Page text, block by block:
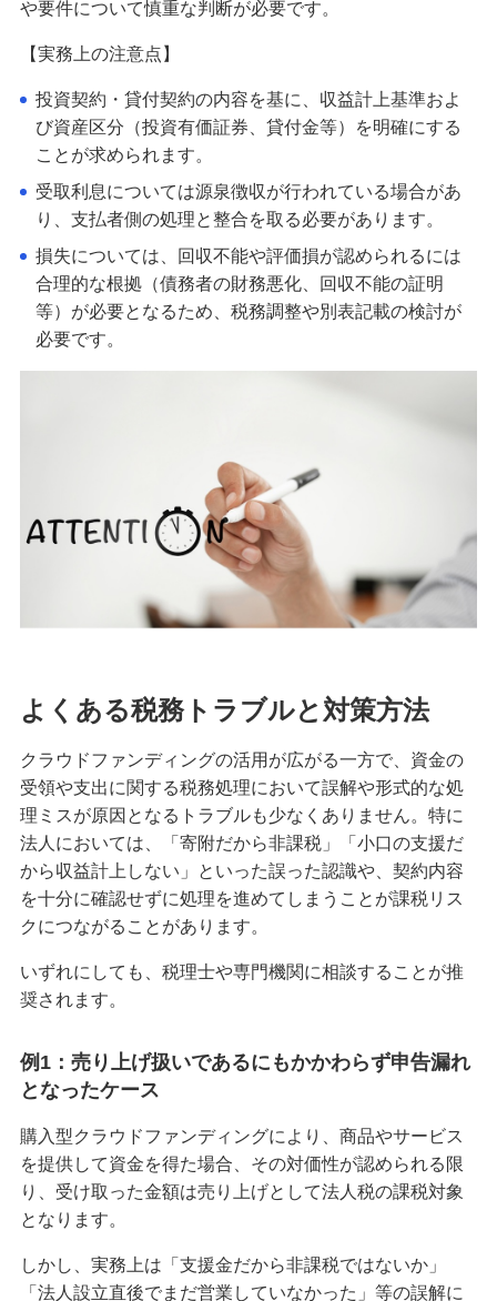
や要件について慎重な判断が必要です。
【実務上の注意点】
投資契約・貸付契約の内容を基に、収益計上基準およ
び資産区分（投資有価証券、貸付金等）を明確にする
ことが求められます。
受取利息については源泉徴収が行われている場合があ
り、支払者側の処理と整合を取る必要があります。
損失については、回収不能や評価損が認められるには
合理的な根拠（債務者の財務悪化、回収不能の証明
等）が必要となるため、税務調整や別表記載の検討が
必要です。
よくある税務トラブルと対策方法
クラウドファンディングの活用が広がる一方で、資金の
受領や支出に関する税務処理において誤解や形式的な処
理ミスが原因となるトラブルも少なくありません。特に
法人においては、「寄附だから非課税」「小口の支援だ
から収益計上しない」といった誤った認識や、契約内容
を十分に確認せずに処理を進めてしまうことが課税リス
クにつながることがあります。
いずれにしても、税理士や専門機関に相談することが推
奨されます。
例1：売り上げ扱いであるにもかかわらず申告漏れ
となったケース
購入型クラウドファンディングにより、商品やサービス
を提供して資金を得た場合、その対価性が認められる限
り、受け取った金額は売り上げとして法人税の課税対象
となります。
しかし、実務上は「支援金だから非課税ではないか」
「法人設立直後でまだ営業していなかった」等の誤解に